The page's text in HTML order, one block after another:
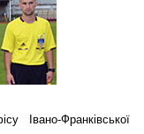
Івано-Франківської